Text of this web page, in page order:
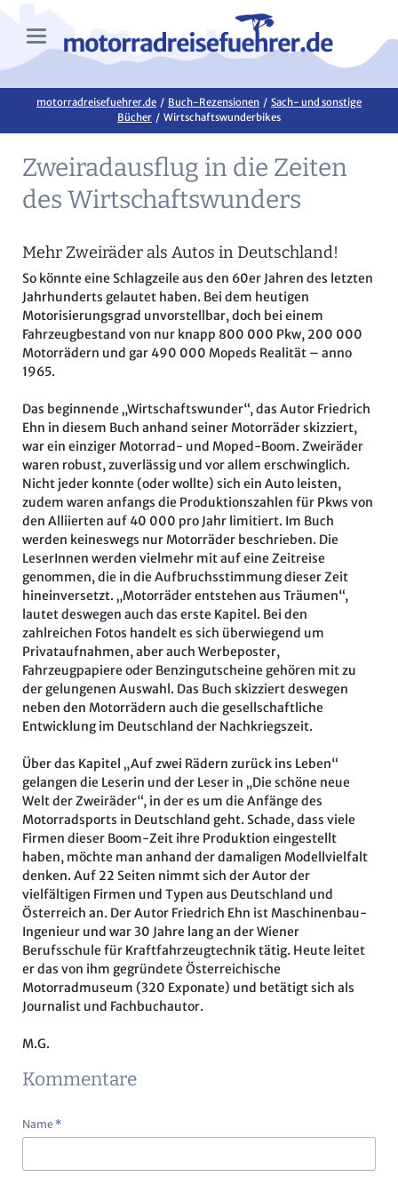
motorradreisefuehrer.de Buch-Rezensionen
Sach- und sonstige
Bücher
Wirtschaftswunderbikes
Zweiradausflug in die Zeiten
des Wirtschaftswunders
Mehr Zweiräder als Autos in Deutschland!
So könnte eine Schlagzeile aus den 60er Jahren des letzten
Jahrhunderts gelautet haben. Bei dem heutigen
Motorisierungsgrad unvorstellbar, doch bei einem
Fahrzeugbestand von nur knapp 800 000 Pkw, 200 000
Motorrädern und gar 490 000 Mopeds Realität – anno
1965.
Das beginnende „Wirtschaftswunder“, das Autor Friedrich
Ehn in diesem Buch anhand seiner Motorräder skizziert,
war ein einziger Motorrad- und Moped-Boom. Zweiräder
waren robust, zuverlässig und vor allem erschwinglich.
Nicht jeder konnte (oder wollte) sich ein Auto leisten,
zudem waren anfangs die Produktionszahlen für Pkws von
den Alliierten auf 40 000 pro Jahr limitiert. Im Buch
werden keineswegs nur Motorräder beschrieben. Die
LeserInnen werden vielmehr mit auf eine Zeitreise
genommen, die in die Aufbruchsstimmung dieser Zeit
hineinversetzt. „Motorräder entstehen aus Träumen“,
lautet deswegen auch das erste Kapitel. Bei den
zahlreichen Fotos handelt es sich überwiegend um
Privataufnahmen, aber auch Werbeposter,
Fahrzeugpapiere oder Benzingutscheine gehören mit zu
der gelungenen Auswahl. Das Buch skizziert deswegen
neben den Motorrädern auch die gesellschaftliche
Entwicklung im Deutschland der Nachkriegszeit.
Über das Kapitel „Auf zwei Rädern zurück ins Leben“
gelangen die Leserin und der Leser in „Die schöne neue
Welt der Zweiräder“, in der es um die Anfänge des
Motorradsports in Deutschland geht. Schade, dass viele
Firmen dieser Boom-Zeit ihre Produktion eingestellt
haben, möchte man anhand der damaligen Modellvielfalt
denken. Auf 22 Seiten nimmt sich der Autor der
vielfältigen Firmen und Typen aus Deutschland und
Österreich an. Der Autor Friedrich Ehn ist Maschinenbau-
Ingenieur und war 30 Jahre lang an der Wiener
Berufsschule für Kraftfahrzeugtechnik tätig. Heute leitet
er das von ihm gegründete Österreichische
Motorradmuseum (320 Exponate) und betätigt sich als
Journalist und Fachbuchautor.
M.G.
Kommentare
Pflichtfeld
Name *